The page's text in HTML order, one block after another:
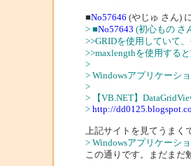
■No57646 (やじゅ さん)
> ■No57643 (初心もの さ
>>GRIDを使用していて
>>maxlengthを使用する
>
> Windowsアプリケーシ
>
> 【VB.NET】
> http://
上記サイトを見てうまく
> Windowsアプリケーシ
この通りです。まだまだ